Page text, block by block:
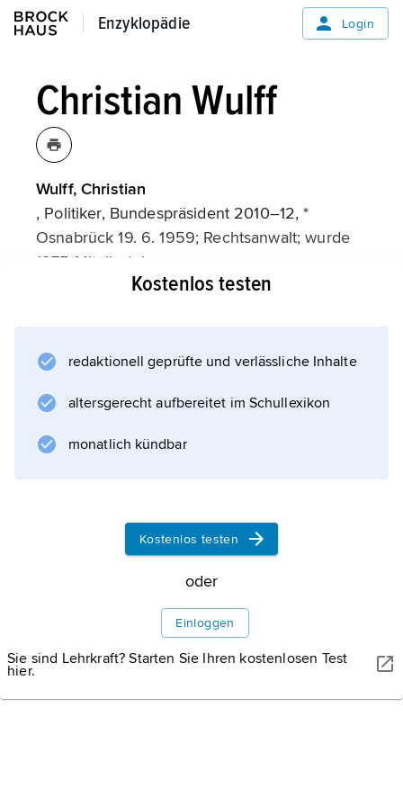
Enzyklopädie
Enzyklopädie Login
Christian Wulff
Wulff, Christian
, Politiker, Bundespräsident 2010–12, *
Osnabrück 19. 6. 1959; Rechtsanwalt; wurde
1975 Mitglied der
1994 MdL und Vorsitzender der CDU-
Landesvorsitzender (Anfang Juni). Erstmals
nominiert am 30. 1. 1993, war Wulff
Spitzenkandidat der CDU für die
Informationen zum Artikel
Kostenlos testen
redaktionell geprüfte und verlässliche Inhalte
altersgerecht aufbereitet im Schullexikon
monatlich kündbar
Kostenlos testen
oder
Einloggen
Sie sind Lehrkraft? Starten Sie Ihren kostenlosen Test
hier.